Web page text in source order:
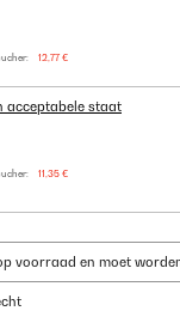
12,77 €
acceptabele staat
11,35 €
voorraad en moet